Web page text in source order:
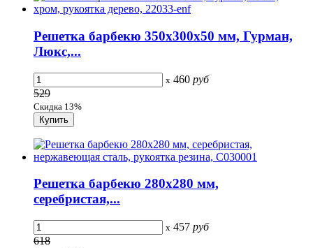
Решетка барбекю 350х300х50 мм, Гурман,
Люкс,...
x 460 руб
529
Скидка 13%
Решетка барбекю 280х280 мм,
серебристая,...
x 457 руб
618